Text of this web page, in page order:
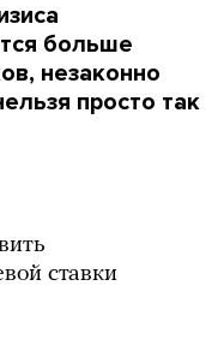
больше
незаконно
просто так
ставки